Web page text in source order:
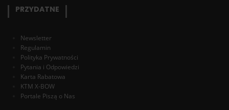
PRZYDATNE
Newsletter
Regulamin
Polityka Prywatności
Pytania i Odpowiedzi
Karta Rabatowa
KTM X-BOW
Portale Piszą o Nas